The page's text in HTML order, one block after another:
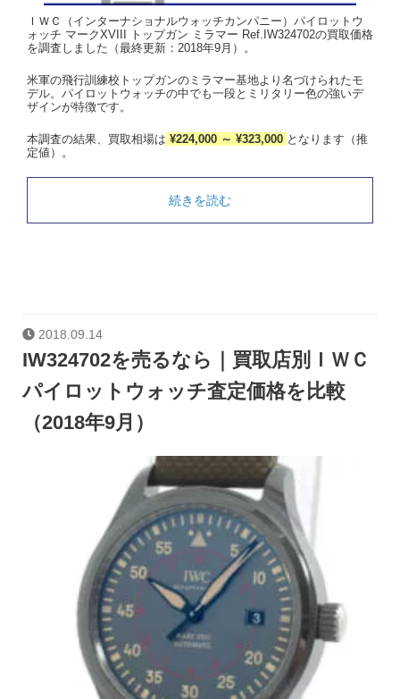
ＩＷＣ（インターナショナルウォッチカンパニー）パイロットウ
ォッチ マークXVIII トップガン ミラマー Ref.IW324702の買取価格
を調査しました（最終更新：2018年9月）。
米軍の飛行訓練校トップガンのミラマー基地より名づけられたモ
デル。パイロットウォッチの中でも一段とミリタリー色の強いデ
ザインが特徴です。
本調査の結果、買取相場は ¥224,000 ～ ¥323,000 となります（推
定値）。
続きを読む
2018.09.14
IW324702を売るなら｜買取店別ＩＷＣ
パイロットウォッチ査定価格を比較
（2018年9月）